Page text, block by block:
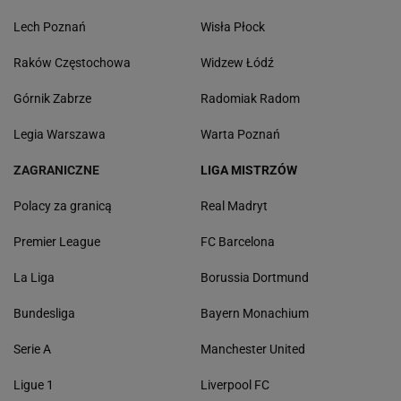
Lech Poznań
Raków Częstochowa
Górnik Zabrze
Legia Warszawa
Wisła Płock
Widzew Łódź
Radomiak Radom
Warta Poznań
ZAGRANICZNE
Polacy za granicą
Premier League
La Liga
Bundesliga
Serie A
Ligue 1
LIGA MISTRZÓW
Real Madryt
FC Barcelona
Borussia Dortmund
Bayern Monachium
Manchester United
Liverpool FC